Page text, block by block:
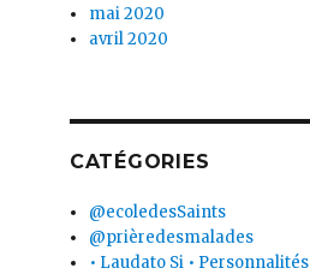
mai 2020
avril 2020
CATÉGORIES
@ecoledesSaints
@prièredesmalades
• Laudato Si • Personnalités